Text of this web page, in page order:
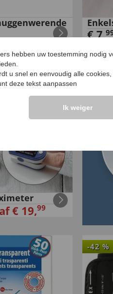
€7,
€ 19,99
-42 %
hebben uw toestemming nodig
u snel en eenvoudig alle
deze tekst aanpassen
Ik weiger